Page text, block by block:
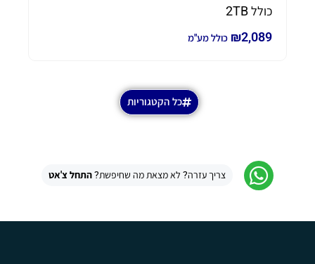
כולל 2TB
₪2,089 כולל מע"מ
כל הקטגוריות
צריך עזרה? לא מצאת מה שחיפשת?התחל צ'אט